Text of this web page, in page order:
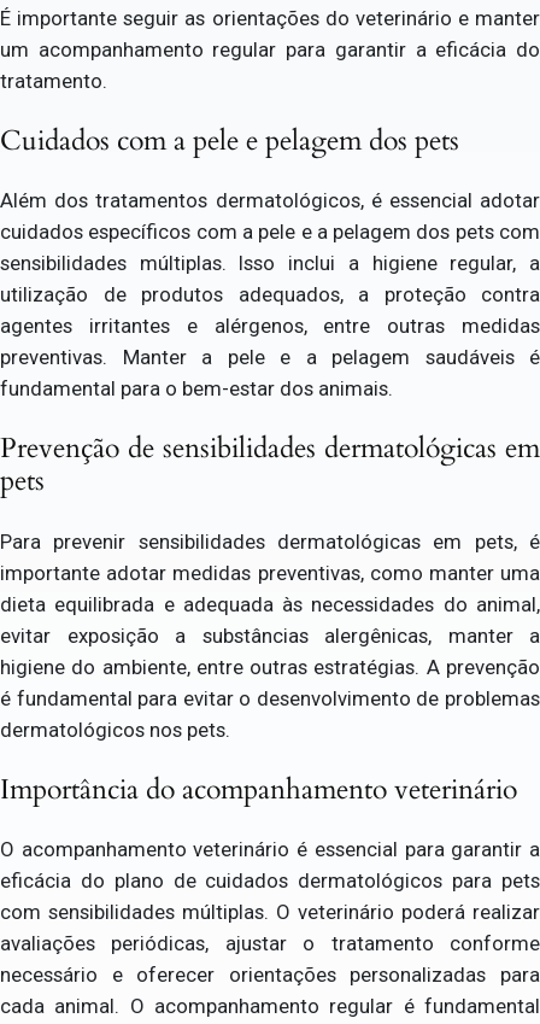
É importante seguir as orientações do veterinário e manter
um acompanhamento regular para garantir a eficácia do
tratamento.
Cuidados com a pele e pelagem dos pets
Além dos tratamentos dermatológicos, é essencial adotar
cuidados específicos com a pele e a pelagem dos pets com
sensibilidades múltiplas. Isso inclui a higiene regular, a
utilização de produtos adequados, a proteção contra
agentes irritantes e alérgenos, entre outras medidas
preventivas. Manter a pele e a pelagem saudáveis é
fundamental para o bem-estar dos animais.
Prevenção de sensibilidades dermatológicas em
pets
Para prevenir sensibilidades dermatológicas em pets, é
importante adotar medidas preventivas, como manter uma
dieta equilibrada e adequada às necessidades do animal,
evitar exposição a substâncias alergênicas, manter a
higiene do ambiente, entre outras estratégias. A prevenção
é fundamental para evitar o desenvolvimento de problemas
dermatológicos nos pets.
Importância do acompanhamento veterinário
O acompanhamento veterinário é essencial para garantir a
eficácia do plano de cuidados dermatológicos para pets
com sensibilidades múltiplas. O veterinário poderá realizar
avaliações periódicas, ajustar o tratamento conforme
necessário e oferecer orientações personalizadas para
cada animal. O acompanhamento regular é fundamental